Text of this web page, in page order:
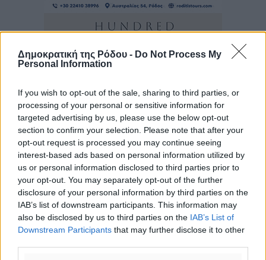
Δημοκρατική της Ρόδου - Do Not Process My
Personal Information
If you wish to opt-out of the sale, sharing to third parties, or
processing of your personal or sensitive information for
targeted advertising by us, please use the below opt-out
section to confirm your selection. Please note that after your
opt-out request is processed you may continue seeing
interest-based ads based on personal information utilized by
us or personal information disclosed to third parties prior to
your opt-out. You may separately opt-out of the further
disclosure of your personal information by third parties on the
IAB’s list of downstream participants. This information may
also be disclosed by us to third parties on the IAB’s List of
Downstream Participants that may further disclose it to other